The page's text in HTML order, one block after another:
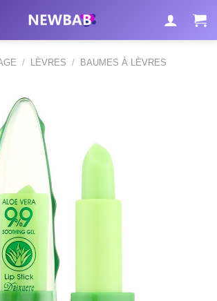
/ LÈVRES / BAUMES À LÈVRES